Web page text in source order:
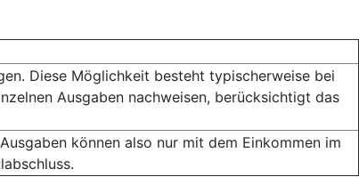
Diese Möglichkeit besteht typischerweise bei
Ausgaben nachweisen, berücksichtigt das
können also nur mit dem Einkommen im